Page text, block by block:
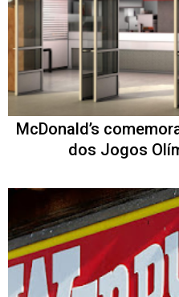
McDonald’s
dos Jogos